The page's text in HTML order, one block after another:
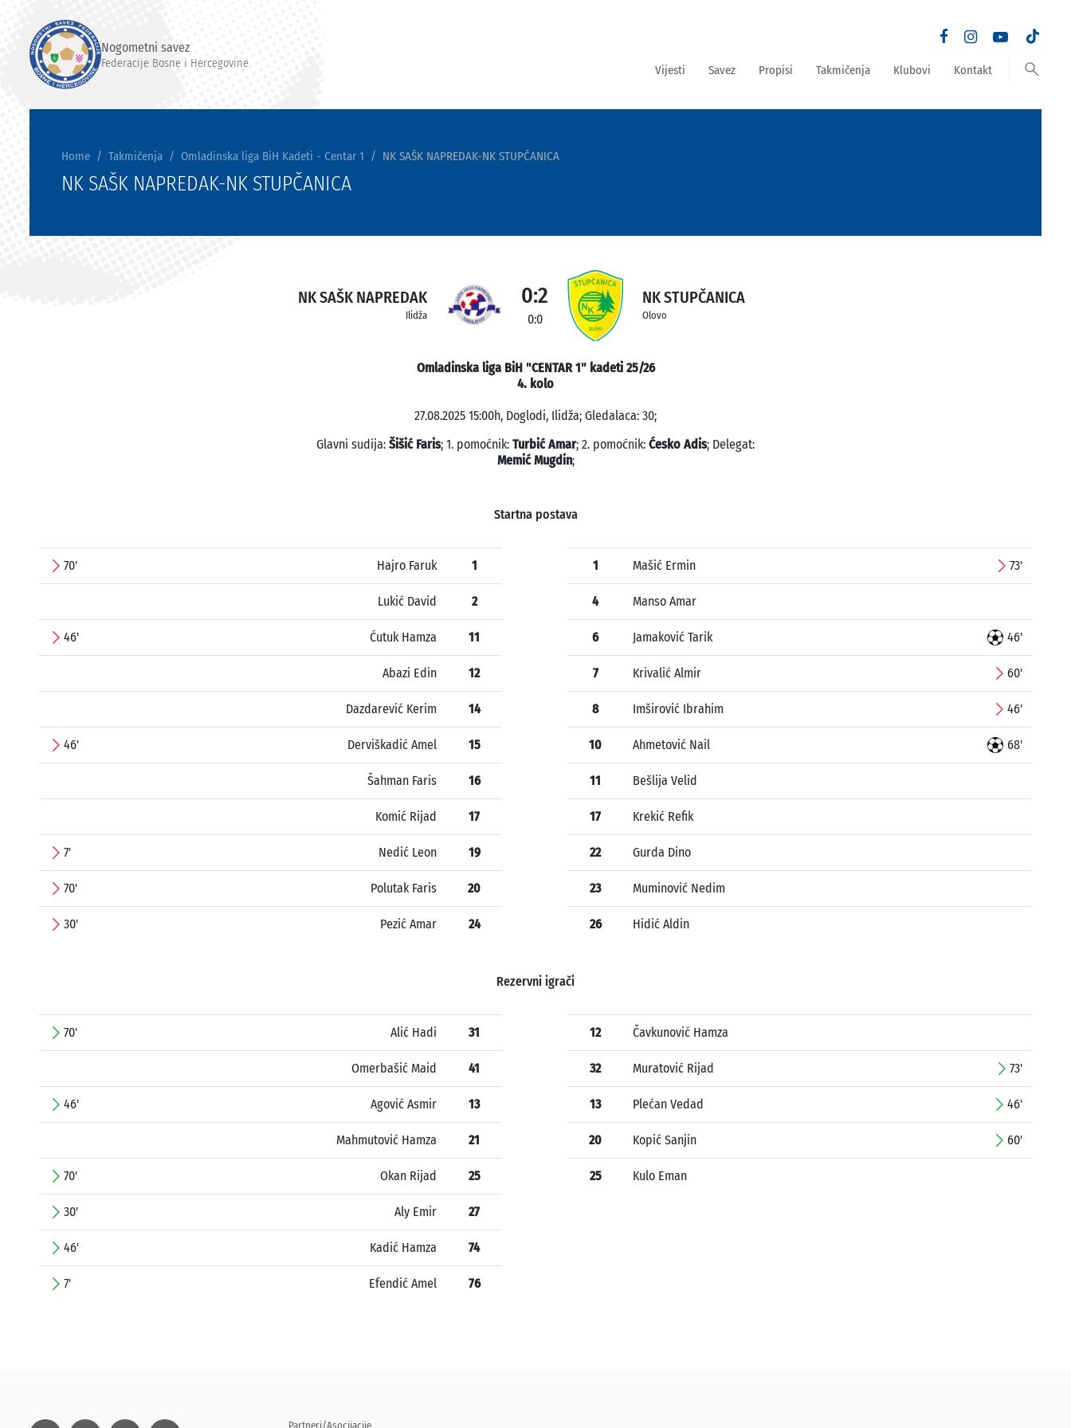
Nogometni savez
Federacije Bosne i Hercegovine Vijesti Savez Propisi Takmičenja Klubovi Kontakt search
Home Takmičenja Omladinska liga BiH Kadeti - Centar 1 NK SAŠK NAPREDAK-NK STUPČANICA
NK SAŠK NAPREDAK-NK STUPČANICA
NK SAŠK NAPREDAK
Ilidža
0:2
0:0
NK STUPČANICA
Olovo
Omladinska liga BiH "CENTAR 1" kadeti 25/26
4. kolo
27.08.2025 15:00h, Doglodi, Ilidža; Gledalaca: 30;
Glavni sudija: Šišić Faris; 1. pomoćnik: Turbić Amar; 2. pomoćnik: Ćesko Adis; Delegat:
Memić Mugdin;
Startna postava
70' Hajro Faruk 1
Lukić David 2
46' Ćutuk Hamza 11
Abazi Edin 12
Dazdarević Kerim 14
46' Derviškadić Amel 15
Šahman Faris 16
Komić Rijad 17
7' Nedić Leon 19
70' Polutak Faris 20
30' Pezić Amar 24
1 Mašić Ermin 73'
4 Manso Amar
6 Jamaković Tarik 46'
7 Krivalić Almir 60'
8 Imširović Ibrahim 46'
10 Ahmetović Nail 68'
11 Bešlija Velid
17 Krekić Refik
22 Gurda Dino
23 Muminović Nedim
26 Hidić Aldin
Rezervni igrači
70' Alić Hadi 31
Omerbašić Maid 41
46' Agović Asmir 13
Mahmutović Hamza 21
70' Okan Rijad 25
30' Aly Emir 27
46' Kadić Hamza 74
7' Efendić Amel 76
12 Čavkunović Hamza
32 Muratović Rijad 73'
13 Plećan Vedad 46'
20 Kopić Sanjin 60'
25 Kulo Eman
Partneri/Asocijacije